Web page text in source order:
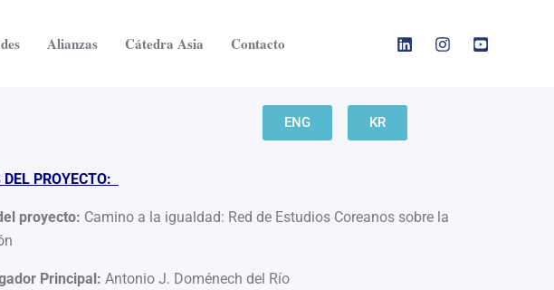
Alianzas Cátedra Asia Contacto
ENG KR
DEL PROYECTO:
proyecto: Camino a la igualdad: Red de Estudios Coreanos sobre la
Principal: Antonio J. Doménech del Río